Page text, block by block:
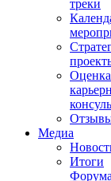
треки
Медиа
Итоги
Форума